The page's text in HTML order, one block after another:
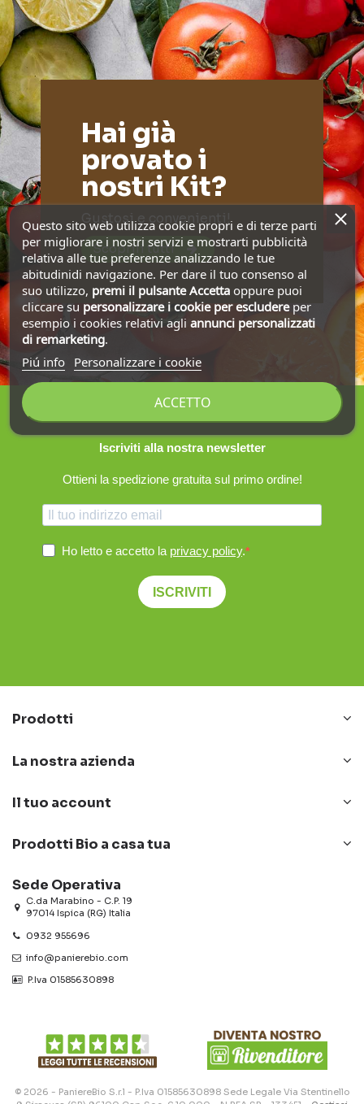
Hai già
provato i
nostri Kit?
Gustosi e convenienti!
Scoprili tutti
Iscriviti alla nostra newsletter
Ottieni la spedizione gratuita sul primo ordine!
Ho letto e accetto la privacy policy.
ISCRIVITI
Prodotti
La nostra azienda
Il tuo account
Prodotti Bio a casa tua
Sede Operativa
C.da Marabino - C.P. 19
97014 Ispica (RG) Italia
0932 955696
info@panierebio.com
‎‎‎‎‎ P.Iva 01585630898
Questo sito web utilizza cookie propri e di terze parti
per migliorare i nostri servizi e mostrarti pubblicità
relativa alle tue preferenze analizzando le tue
abitudinidi navigazione. Per dare il tuo consenso al
suo utilizzo, premi il pulsante Accettaoppure puoi
cliccare su personalizzare i cookie per escludereper
esempio i cookies relativi agli annunci personalizzati
di remarketing.
Piú info
Personalizzare i cookie
ACCETTO
© 2026 - PaniereBio S.r.l - P.Iva 01585630898 Sede Legale Via Stentinello